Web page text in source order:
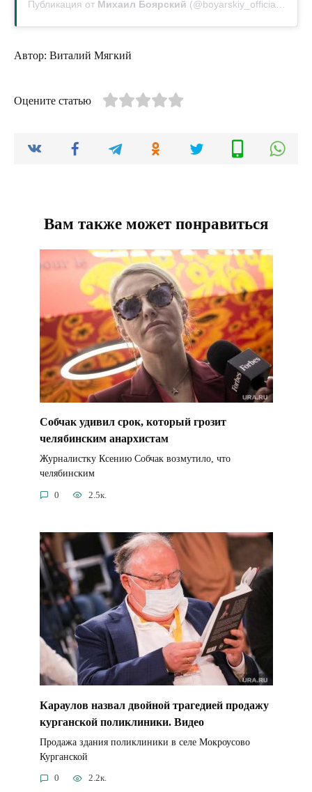
Публикация от Михаил Боярский (@boyarskiy_official)
Автор: Виталий Мягкий
Оцените статью
Вам также может понравиться
Собчак удивил срок, который грозит
челябинским анархистам
Журналистку Ксению Собчак возмутило, что
челябинским
0 2.5к.
Караулов назвал двойной трагедией продажу
курганской поликлиники. Видео
Продажа здания поликлиники в селе Мокроусово
Курганской
0 2.2к.